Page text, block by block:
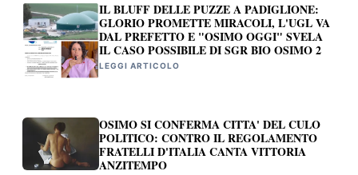
IL BLUFF DELLE PUZZE A PADIGLIONE:
GLORIO PROMETTE MIRACOLI, L'UGL VA
DAL PREFETTO E "OSIMO OGGI" SVELA
IL CASO POSSIBILE DI SGR BIO OSIMO 2
LEGGI ARTICOLO
OSIMO SI CONFERMA CITTA' DEL CULO
POLITICO: CONTRO IL REGOLAMENTO
FRATELLI D'ITALIA CANTA VITTORIA
ANZITEMPO